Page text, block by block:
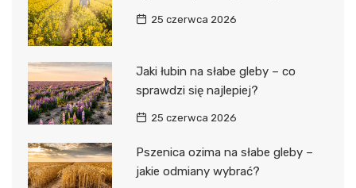
25 czerwca 2026
Jaki łubin na słabe gleby – co
sprawdzi się najlepiej?
25 czerwca 2026
Pszenica ozima na słabe gleby –
jakie odmiany wybrać?